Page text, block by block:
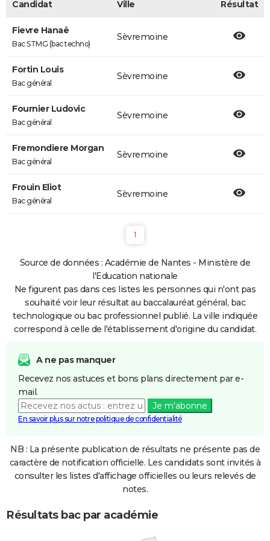
Candidat Ville Résultat
Fievre Hanaë
Bac STMG (bac techno)
Sèvremoine
Fortin Louis
Bac général
Sèvremoine
Fournier Ludovic
Bac général
Sèvremoine
Fremondiere Morgan
Bac général
Sèvremoine
Frouin Eliot
Bac général
Sèvremoine
1
Source de données : Académie de Nantes - Ministère de
l'Education nationale
Ne figurent pas dans ces listes les personnes qui n'ont pas
souhaité voir leur résultat au baccalauréat général, bac
technologique ou bac professionnel publié. La ville indiquée
correspond à celle de l'établissement d'origine du candidat.
A ne pas manquer
Recevez nos astuces et bons plans directement par e-
mail.
Je m'abonne
En savoir plus sur notre politique de confidentialité
NB : La présente publication de résultats ne présente pas de
caractère de notification officielle. Les candidats sont invités à
consulter les listes d'affichage officielles ou leurs relevés de
notes.
Résultats bac par académie